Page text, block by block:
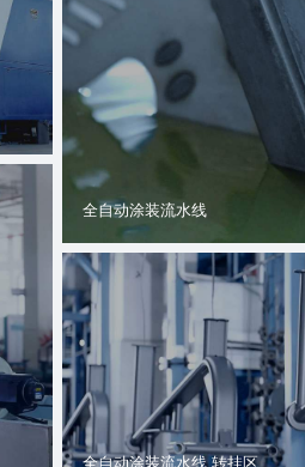
全自动涂装流水线
全自动涂装流水线 转挂区